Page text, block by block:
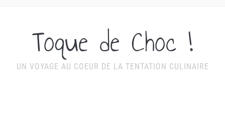
Toque de Choc !
UN VOYAGE AU COEUR DE LA TENTATION CULINAIRE